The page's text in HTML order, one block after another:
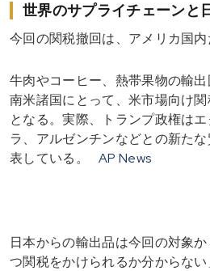
世界のサプライチェーンと
今回の関税撤回は、アメリカ国内
牛肉やコーヒー、熱帯果物の輸
南米諸国にとって、米市場向け
となる。実際、トランプ政権は
ラ、アルゼンチンなどとの新た
表している。
AP News
日本からの輸出品は今回の対象
つ関税をかけられるか分からな